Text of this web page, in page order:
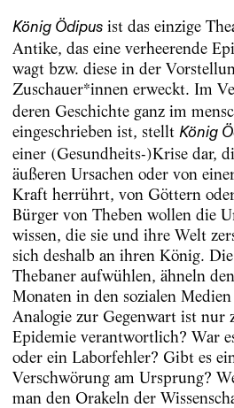
König Ödipusist das einzige
Antike, das eine verheerende
wagt bzw. diese in der
Zuschauer*innen erweckt. Im
deren Geschichte ganz im
eingeschrieben ist, stellt König
einer (Gesundheits-)Krise dar,
äußeren Ursachen oder von
Kraft herrührt, von Göttern
Bürger von Theben wollen die
wissen, die sie und ihre Welt
sich deshalb an ihren König.
Thebaner aufwühlen, ähneln
Monaten in den sozialen
Analogie zur Gegenwart ist
Epidemie verantwortlich? War
oder ein Laborfehler? Gibt es
Verschwörung am Ursprung?
man den Orakeln der